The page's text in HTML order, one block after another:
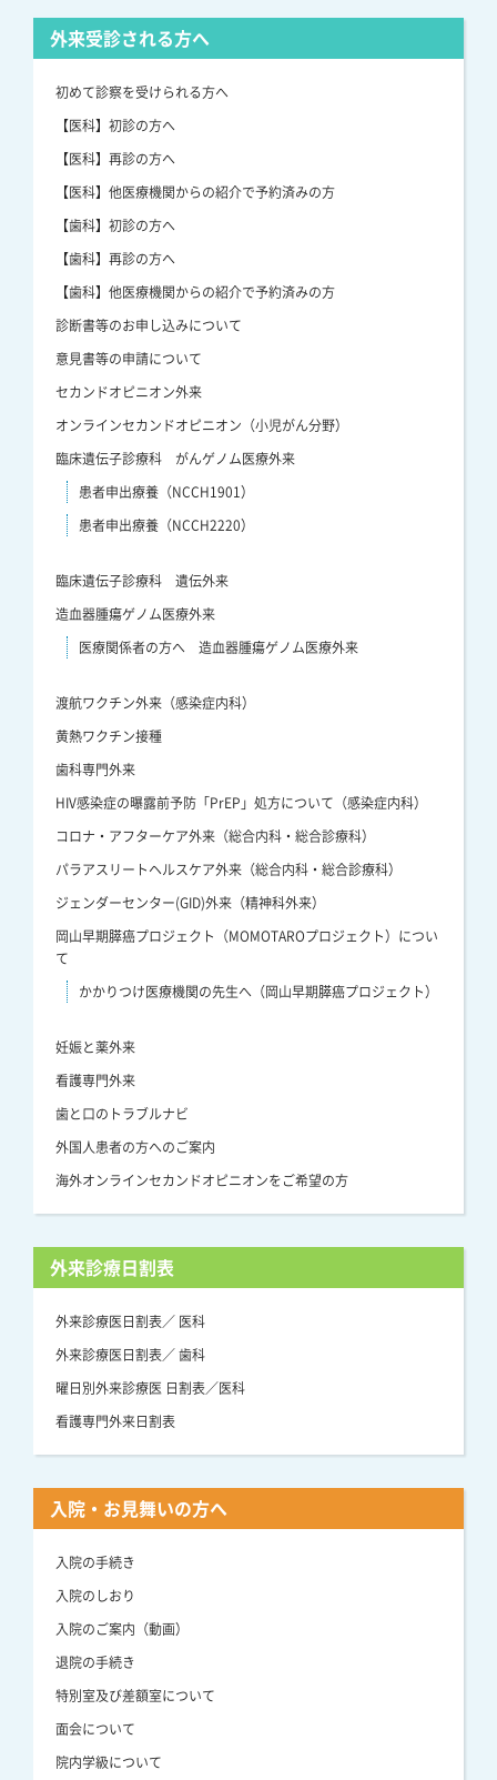
外来受診される方へ
初めて診察を受けられる方へ
【医科】初診の方へ
【医科】再診の方へ
【医科】他医療機関からの紹介で予約済みの方
【歯科】初診の方へ
【歯科】再診の方へ
【歯科】他医療機関からの紹介で予約済みの方
診断書等のお申し込みについて
意見書等の申請について
セカンドオピニオン外来
オンラインセカンドオピニオン（小児がん分野）
臨床遺伝子診療科 がんゲノム医療外来
患者申出療養（NCCH1901）
患者申出療養（NCCH2220）
臨床遺伝子診療科 遺伝外来
造血器腫瘍ゲノム医療外来
医療関係者の方へ 造血器腫瘍ゲノム医療外来
渡航ワクチン外来（感染症内科）
黄熱ワクチン接種
歯科専門外来
HIV感染症の曝露前予防「PrEP」処方について（感染症内科）
コロナ・アフターケア外来（総合内科・総合診療科）
パラアスリートヘルスケア外来（総合内科・総合診療科）
ジェンダーセンター(GID)外来（精神科外来）
岡山早期膵癌プロジェクト（MOMOTAROプロジェクト）につい
て
かかりつけ医療機関の先生へ（岡山早期膵癌プロジェクト）
妊娠と薬外来
看護専門外来
歯と口のトラブルナビ
外国人患者の方へのご案内
海外オンラインセカンドオピニオンをご希望の方
外来診療日割表
外来診療医日割表／ 医科
外来診療医日割表／ 歯科
曜日別外来診療医 日割表／医科
看護専門外来日割表
入院・お見舞いの方へ
入院の手続き
入院のしおり
入院のご案内（動画）
退院の手続き
特別室及び差額室について
面会について
院内学級について